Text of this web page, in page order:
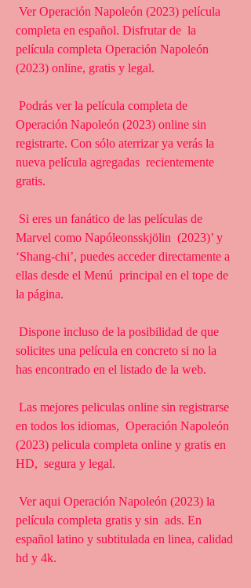
completa en español. Disfrutar de  la
película completa Operación Napoleón
(2023) online, gratis y legal.
Operación Napoleón (2023) online sin
registrarte. Con sólo aterrizar ya verás la
nueva película agregadas  recientemente
gratis.
Marvel como Napóleonsskjölin  (2023)’ y
‘Shang-chi’, puedes acceder directamente a
ellas desde el Menú  principal en el tope de
la página.
solicites una película en concreto si no la
has encontrado en el listado de la web.
en todos los idiomas,  Operación Napoleón
(2023) pelicula completa online y gratis en
HD,  segura y legal.
película completa gratis y sin  ads. En
español latino y subtitulada en linea, calidad
hd y 4k.